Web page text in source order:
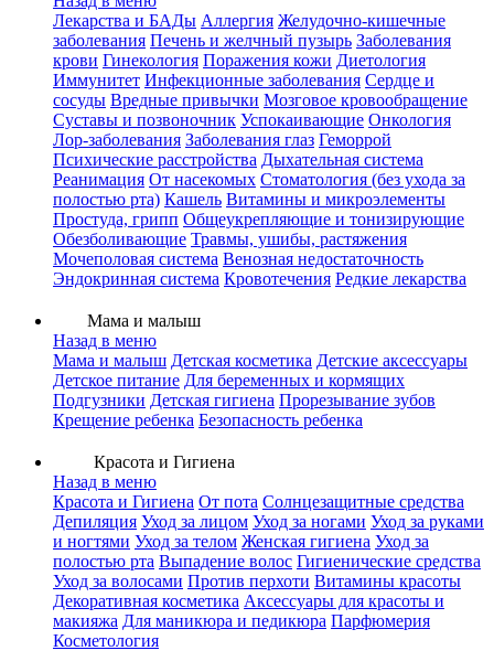
Лекарства и БАДы Аллергия Желудочно-кишечные
заболевания Печень и желчный пузырь Заболевания
крови Гинекология Поражения кожи Диетология
Иммунитет Инфекционные заболевания Сердце и
сосуды Вредные привычки Мозговое кровообращение
Суставы и позвоночник Успокаивающие Онкология
Лор-заболевания Заболевания глаз Геморрой
Психические расстройства Дыхательная система
Реанимация От насекомых Стоматология (без ухода за
полостью рта) Кашель Витамины и микроэлементы
Простуда, грипп Общеукрепляющие и тонизирующие
Обезболивающие Травмы, ушибы, растяжения
Мочеполовая система Венозная недостаточность
Эндокринная система Кровотечения Редкие лекарства
Мама и малыш
Назад в меню
Мама и малыш Детская косметика Детские аксессуары
Детское питание Для беременных и кормящих
Подгузники Детская гигиена Прорезывание зубов
Крещение ребенка Безопасность ребенка
Красота и Гигиена
Назад в меню
Красота и Гигиена От пота Солнцезащитные средства
Депиляция Уход за лицом Уход за ногами Уход за руками
и ногтями Уход за телом Женская гигиена Уход за
полостью рта Выпадение волос Гигиенические средства
Уход за волосами Против перхоти Витамины красоты
Декоративная косметика Аксессуары для красоты и
макияжа Для маникюра и педикюра Парфюмерия
Косметология